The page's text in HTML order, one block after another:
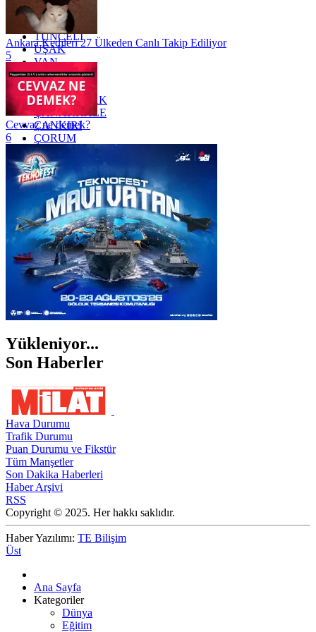
TOKAT
TRABZON
TUNCELİ
UŞAK
VAN
YALOVA
YOZGAT
ZONGULDAK
ÇANAKKALE
ÇANKIRI
ÇORUM
İSTANBUL
İZMİR
ŞANLIURFA
ŞIRNAK
Ankara Kedileri 27 Ülkeden Canlı Takip Ediliyor
5
Cevvaz ne demek?
6
Yükleniyor...
Son Haberler
Hava Durumu
Trafik Durumu
Puan Durumu ve Fikstür
Tüm Manşetler
Son Dakika Haberleri
Haber Arşivi
RSS
Copyright © 2025. Her hakkı saklıdır.
Haber Yazılımı: TE Bilişim
Üst
Ana Sayfa
Kategoriler
Dünya
Eğitim